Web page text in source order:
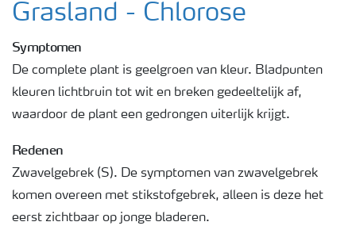
Grasland - Chlorose
Symptomen
De complete plant is geelgroen van kleur. Bladpunten
kleuren lichtbruin tot wit en breken gedeeltelijk af,
waardoor de plant een gedrongen uiterlijk krijgt.
Redenen
Zwavelgebrek (S). De symptomen van zwavelgebrek
komen overeen met stikstofgebrek, alleen is deze het
eerst zichtbaar op jonge bladeren.